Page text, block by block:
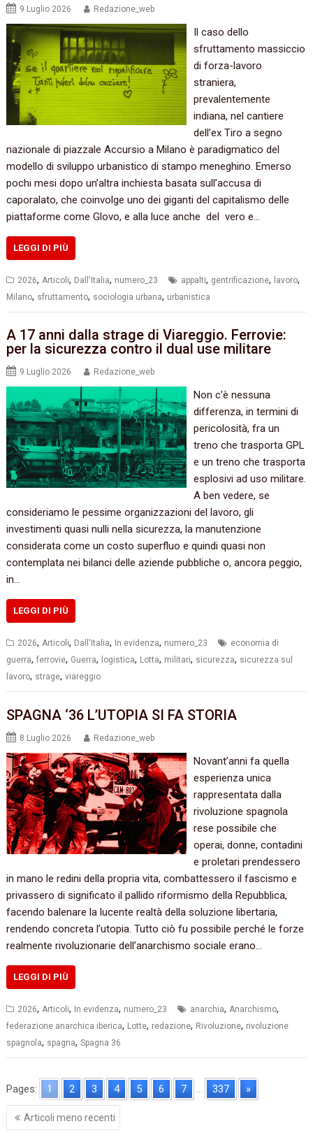
9 Luglio 2026 Redazione_web
Il caso dello
sfruttamento massiccio
di forza-lavoro
straniera,
prevalentemente
indiana, nel cantiere
dell’ex Tiro a segno
nazionale di piazzale Accursio a Milano è paradigmatico del
modello di sviluppo urbanistico di stampo meneghino. Emerso
pochi mesi dopo un’altra inchiesta basata sull’accusa di
caporalato, che coinvolge uno dei giganti del capitalismo delle
piattaforme come Glovo, e alla luce anche del vero e…
LEGGI DI PIÙ
2026,Articoli, Dall'Italia, numero_23 appalti, gentrificazione, lavoro,
Milano, sfruttamento, sociologia urbana, urbanistica
A 17 anni dalla strage di Viareggio. Ferrovie:
per la sicurezza contro il dual use militare
9 Luglio 2026 Redazione_web
Non c’è nessuna
differenza, in termini di
pericolosità, fra un
treno che trasporta GPL
e un treno che trasporta
esplosivi ad uso militare.
A ben vedere, se
consideriamo le pessime organizzazioni del lavoro, gli
investimenti quasi nulli nella sicurezza, la manutenzione
considerata come un costo superfluo e quindi quasi non
contemplata nei bilanci delle aziende pubbliche o, ancora peggio,
in…
LEGGI DI PIÙ
2026,Articoli, Dall'Italia, In evidenza, numero_23
economia di
guerra,ferrovie, Guerra, logistica, Lotta, militari, sicurezza, sicurezza sul
lavoro, strage,viareggio
SPAGNA ‘36 L’UTOPIA SI FA STORIA
8 Luglio 2026 Redazione_web
Novant’anni fa quella
esperienza unica
rappresentata dalla
rivoluzione spagnola
rese possibile che
operai, donne, contadini
e proletari prendessero
in mano le redini della propria vita, combattessero il fascismo e
privassero di significato il pallido riformismo della Repubblica,
facendo balenare la lucente realtà della soluzione libertaria,
rendendo concreta l’utopia. Tutto ciò fu possibile perché le forze
realmente rivoluzionarie dell’anarchismo sociale erano…
LEGGI DI PIÙ
2026,Articoli, In evidenza, numero_23 anarchia,Anarchismo,
federazione anarchica iberica, Lotte, redazione, Rivoluzione, rivoluzione
spagnola, spagna,Spagna 36
Pages: 1 2 3 4 5 6 7 ... 337 »
Navigazione
articoli
Articoli meno recenti